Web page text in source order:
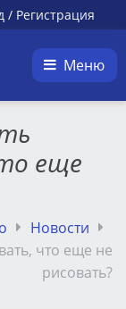
/ Регистрация
Меню
еще
Новости
что еще не
рисовать?